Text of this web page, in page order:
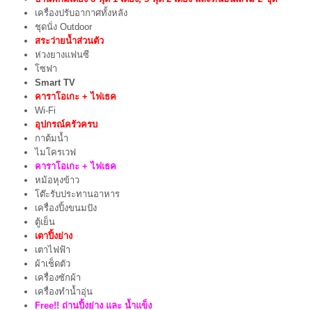
เครื่องปรับอากาศทั้งหลัง
ชุดนั่ง Outdoor
สระว่ายน้ำส่วนตัว
ห่วงยางแฟนซี
โซฟา
Smart TV
คาราโอเกะ + ไฟเธค
Wi-Fi
อุปกรณ์ครัวครบ
กาต้มน้ำ
ไมโครเวฟ
คาราโอเกะ + ไฟเธค
หม้อหุงข้าว
โต๊ะรับประทานอาหาร
เครื่องปิ้งขนมปัง
ตู้เย็น
เตาปิ้งย่าง
เตาไฟฟ้า
ผ้าเช็ดตัว
เครื่องซักผ้า
เครื่องทำน้ำอุ่น
Free!! ถ่านปิ้งย่าง และ น้ำแข็ง